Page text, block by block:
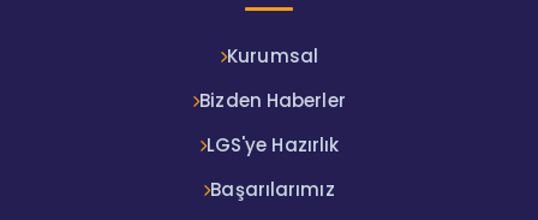
Kurumsal
Bizden Haberler
LGS'ye Hazırlık
Başarılarımız